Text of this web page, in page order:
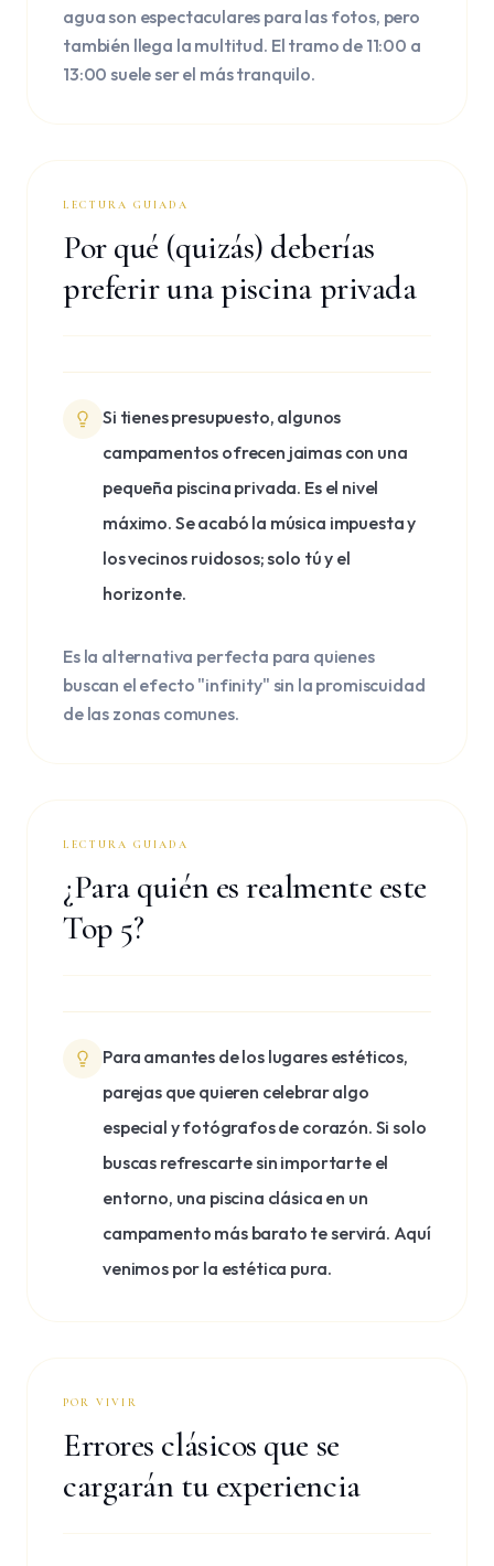
agua son espectaculares para las fotos, pero
también llega la multitud. El tramo de 11:00 a
13:00 suele ser el más tranquilo.
LECTURA GUIADA
Por qué (quizás) deberías
preferir una piscina privada
Si tienes presupuesto, algunos
campamentos ofrecen jaimas con una
pequeña piscina privada. Es el nivel
máximo. Se acabó la música impuesta y
los vecinos ruidosos; solo tú y el
horizonte.
Es la alternativa perfecta para quienes
buscan el efecto "infinity" sin la promiscuidad
de las zonas comunes.
LECTURA GUIADA
¿Para quién es realmente este
Top 5?
Para amantes de los lugares estéticos,
parejas que quieren celebrar algo
especial y fotógrafos de corazón. Si solo
buscas refrescarte sin importarte el
entorno, una piscina clásica en un
campamento más barato te servirá. Aquí
venimos por la estética pura.
POR VIVIR
Errores clásicos que se
cargarán tu experiencia